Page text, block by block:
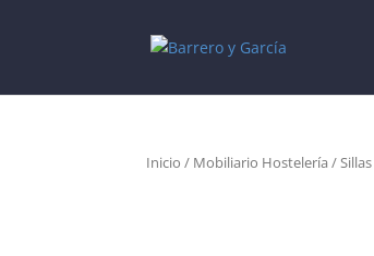
Inicio / Mobiliario Hostelería /Sillas